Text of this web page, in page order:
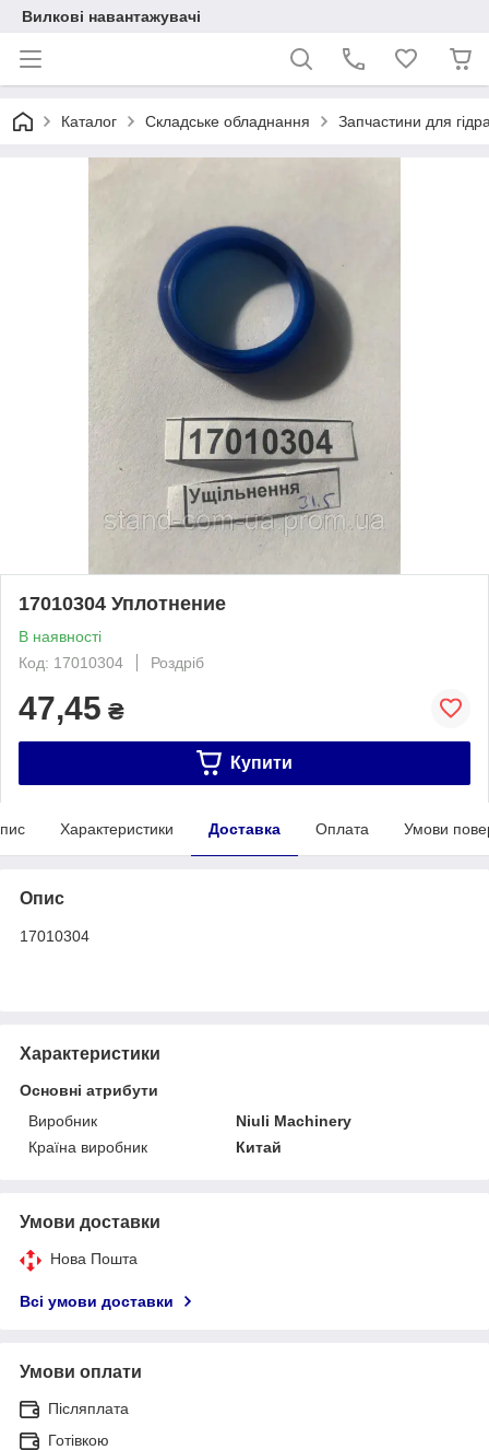
Вилкові навантажувачі
Каталог Складське обладнання Запчастини для
17010304 Уплотнение
В наявності
Код: 17010304
Роздріб
47,45 ₴
Купити
Характеристики Доставка Оплата Умови
Опис
17010304
Характеристики
Основні атрибути
Виробник
Niuli Machinery
Країна виробник
Китай
Умови доставки
Нова Пошта
Всі умови доставки
Умови оплати
Післяплата
Готівкою